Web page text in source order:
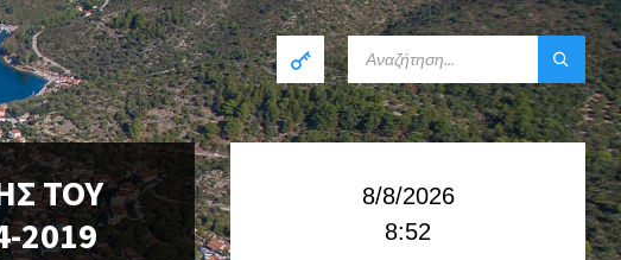
ΤΟΥ
2019
8/8/2026
8:52